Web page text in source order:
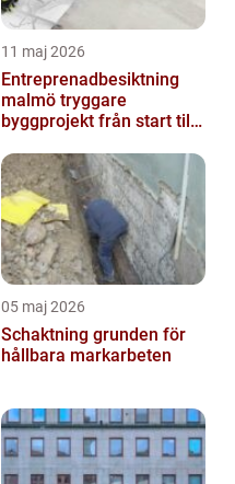
11 maj 2026
Entreprenadbesiktning
malmö tryggare
byggprojekt från start till
05 maj 2026
Schaktning grunden för
hållbara markarbeten